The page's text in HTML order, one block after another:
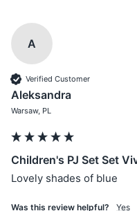
A
Verified Customer
Aleksandra
Warsaw, PL
Children's PJ Set Set
Lovely shades of blue
Was this review helpful? Yes